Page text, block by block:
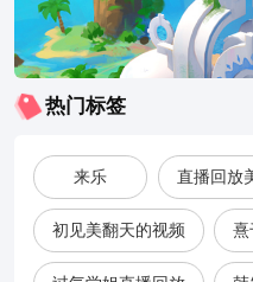
热门标签
来乐 直播回放
初见美翻天的视频 熹